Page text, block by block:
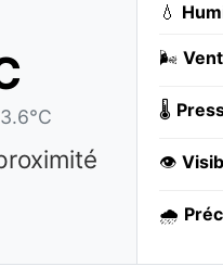
💧
🌬️
🌡️
👁️
🌧️